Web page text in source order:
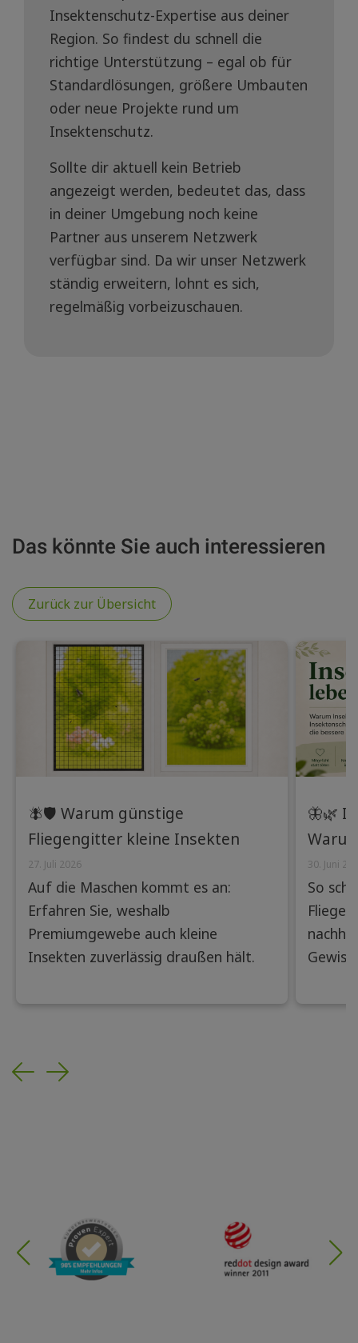
Insektenschutz-Expertise aus deiner
Region. So findest du schnell die
richtige Unterstützung – egal ob für
Standardlösungen, größere Umbauten
oder neue Projekte rund um
Insektenschutz.
Sollte dir aktuell kein Betrieb
angezeigt werden, bedeutet das, dass
in deiner Umgebung noch keine
Partner aus unserem Netzwerk
verfügbar sind. Da wir unser Netzwerk
ständig erweitern, lohnt es sich,
regelmäßig vorbeizuschauen.
Das könnte Sie auch interessieren
Zurück zur Übersicht
🪰🛡️ Warum günstige
Fliegengitter kleine Insekten
nicht abhalten – und wie
Premiumgewebe den
Unterschied machen
27. Juli 2026
Auf die Maschen kommt es an:
Erfahren Sie, weshalb
Premiumgewebe auch kleine
Insekten zuverlässig draußen hält.
🦋🌿
30. Juni
So
Previous
Next